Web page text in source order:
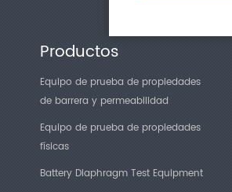
Productos
Equipo de prueba de propiedades
de barrera y permeabilidad
Equipo de prueba de propiedades
físicas
Battery Diaphragm Test Equipment